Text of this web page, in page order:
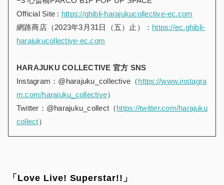
Official Site : https://ghibli-harajukucollective-ec.com
網路商店（2023年3月31日（五）止）： https://ec.ghibli-
harajukucollective-ec.com
HARAJUKU COLLECTIVE 官方 SNS
Instagram：@harajuku_collective（https://www.instagra
m.com/harajuku_collective）
Twitter：@harajuku_collect（https://twitter.com/harajuku
collect）
「Love Live! Superstar!!」